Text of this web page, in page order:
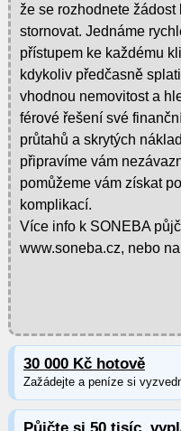
že se rozhodnete
stornovat. Jednáme
přístupem ke každému
kdykoliv předčasně
vhodnou nemovitost a
férové řešení své
průtahů a skrytých
připravíme vám
pomůžeme vám získat
komplikací.
Více info k SONEBA
www.soneba.cz, nebo
30 000 Kč hotově
Zažádejte a peníze si
Půjčte si 50 tisíc,